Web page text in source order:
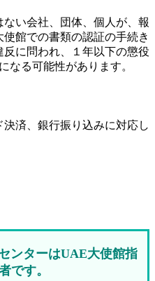
い会社、団体、個人が、報
館での書類の認証の手続き
に問われ、
１年以下の懲役
なる可能性があります。
済、銀行振り込みに対応し
ンターはUAE大使館指
です。